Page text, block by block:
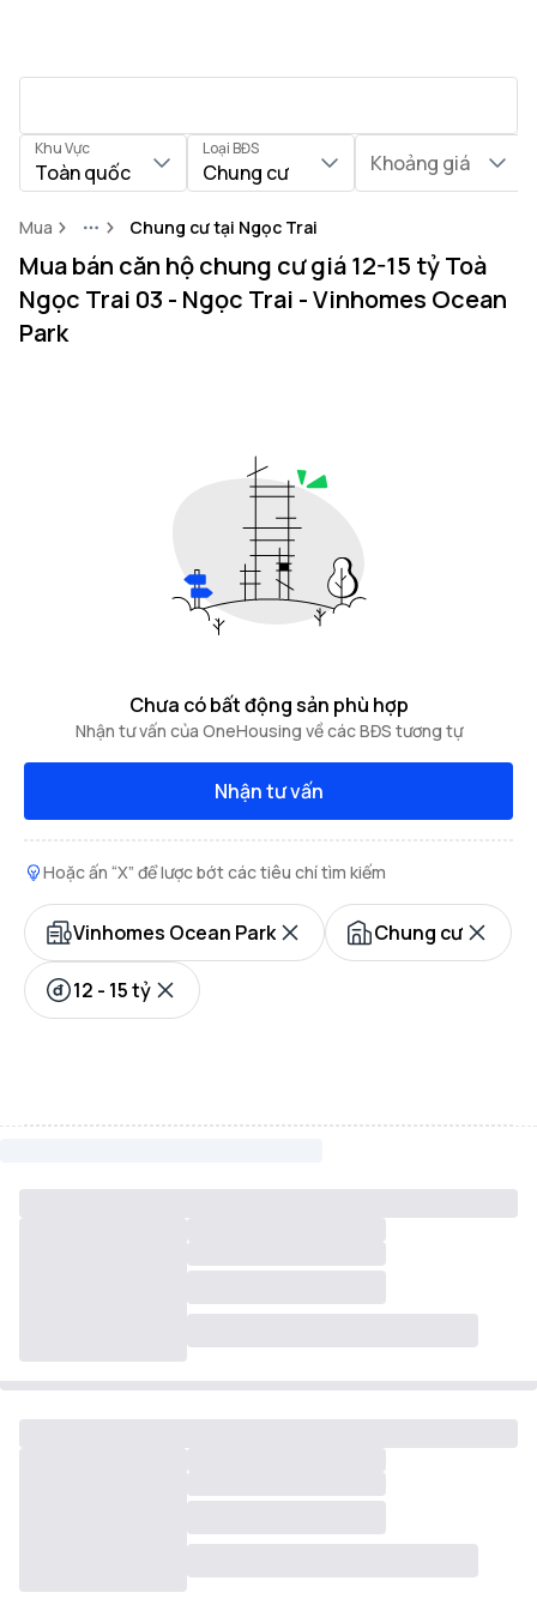
Khu Vực
Toàn quốc
Loại BĐS
Chung cư Khoảng giá
Mua MoreChung cư tại Ngọc Trai
Mua bán căn hộ chung cư giá 12-15 tỷ Toà
Ngọc Trai 03 - Ngọc Trai - Vinhomes Ocean
Park
Chưa có bất động sản phù hợp
Nhận tư vấn của OneHousing về các BĐS tương tự
Nhận tư vấn
Hoặc ấn “X” để lược bớt các tiêu chí tìm kiếm
Vinhomes Ocean Park Chung cư
12 - 15 tỷ